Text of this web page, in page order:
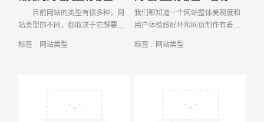
目前网站的类型有很多种，网
站类型的不同，都取决于它想要实
是根据不同的行业来区分的。那么
标签 : 网站类型
我们都知道一个网站整体美观度和
用户体验感好坏和网页制作有着密
作者只考虑网站基本需求而忽视了
标签 : 网站类型
电话